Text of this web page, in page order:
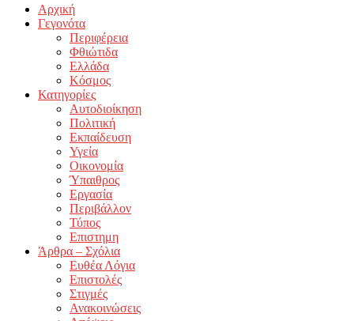
Facebook
Twitter
Instagram
Youtube
Email
Αρχική
Γεγονότα
Περιφέρεια
Φθιώτιδα
Ελλάδα
Κόσμος
Κατηγορίες
Αυτοδιοίκηση
Πολιτική
Εκπαίδευση
Υγεία
Οικονομία
Ύπαιθρος
Εργασία
Περιβάλλον
Τύπος
Επιστημη
Άρθρα – Σχόλια
Ευθέα Λόγια
Επιστολές
Στιγμές
Ανακοινώσεις